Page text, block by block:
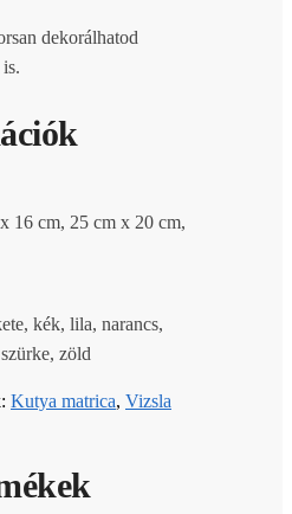
dekorálhatod
16 cm, 25 cm x 20 cm,
kék, lila, narancs,
zöld
Kutya matrica, Vizsla